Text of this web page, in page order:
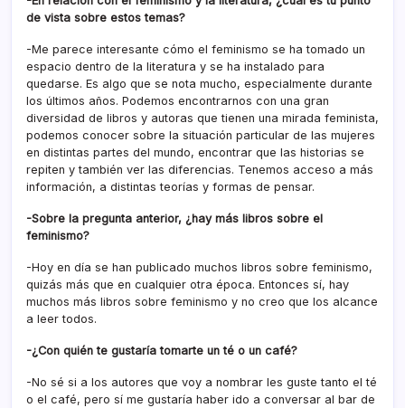
de vista sobre estos temas?
-Me parece interesante cómo el feminismo se ha tomado un
espacio dentro de la literatura y se ha instalado para
quedarse. Es algo que se nota mucho, especialmente durante
los últimos años. Podemos encontrarnos con una gran
diversidad de libros y autoras que tienen una mirada feminista,
podemos conocer sobre la situación particular de las mujeres
en distintas partes del mundo, encontrar que las historias se
repiten y también ver las diferencias. Tenemos acceso a más
información, a distintas teorías y formas de pensar.
-Sobre la pregunta anterior, ¿hay más libros sobre el
feminismo?
-Hoy en día se han publicado muchos libros sobre feminismo,
quizás más que en cualquier otra época. Entonces sí, hay
muchos más libros sobre feminismo y no creo que los alcance
a leer todos.
-¿Con quién te gustaría tomarte un té o un café?
-No sé si a los autores que voy a nombrar les guste tanto el té
o el café, pero sí me gustaría haber ido a conversar al bar de